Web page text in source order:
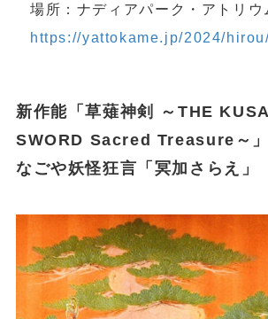
場所：ナディアパーク・アトリウ
https://yattokame.jp/2024/
新作能「草薙神剣 ～THE
SWORD Sacred Treasure～」
なごや妖怪狂言「冥加さらえ」